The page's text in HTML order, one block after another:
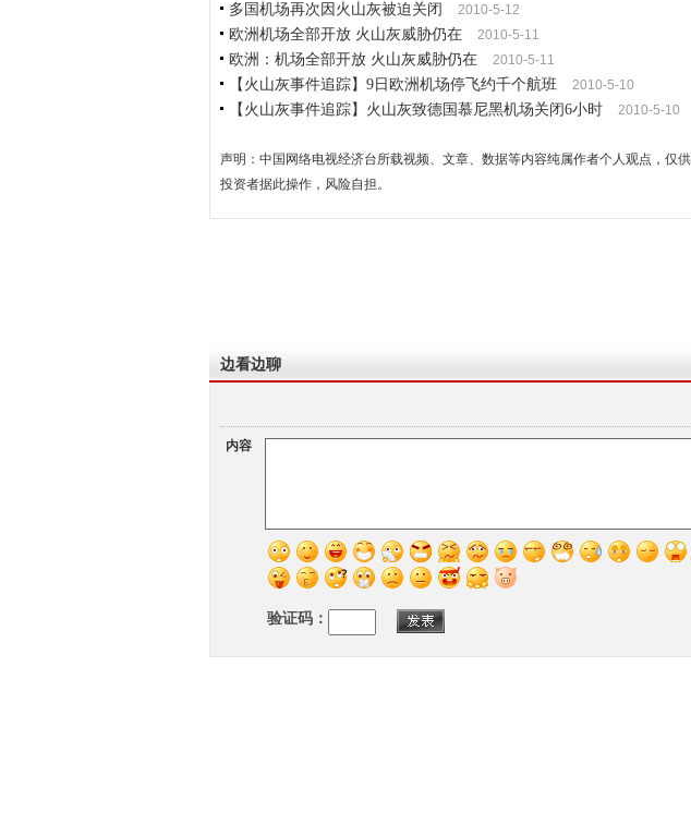
多国机场再次因火山灰被迫关闭 2010-5-12
欧洲机场全部开放 火山灰威胁仍在 2010-5-11
欧洲：机场全部开放 火山灰威胁仍在 2010-5-11
【火山灰事件追踪】9日欧洲机场停飞约千个航班 2010-5-10
【火山灰事件追踪】火山灰致德国慕尼黑机场关闭6小时 2010-5-10
声明：中国网络电视经济台所载视频、文章、数据等内容纯属作者个人观点，仅
投资者据此操作，风险自担。
边看边聊
内容
验证码：